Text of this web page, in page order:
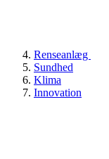
Renseanlæg
Sundhed
Klima
Innovation